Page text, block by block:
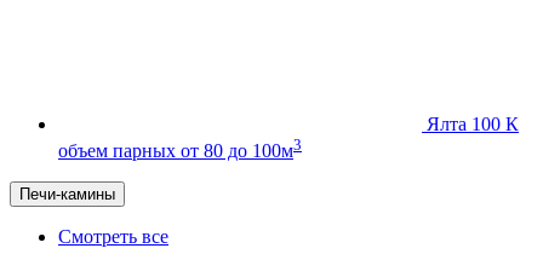
Ялта 100 К
объем парных от 80 до 100м3
Печи-камины
Смотреть все